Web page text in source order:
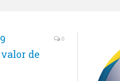
de
0